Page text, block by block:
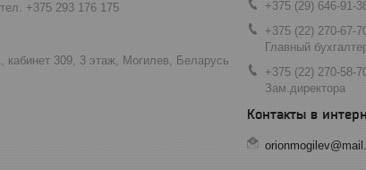
+375 293 176 175
кабинет 309, 3 этаж, Могилев, Беларусь
+375 (29) 646-91-
+375 (22) 270-67-
Главный
+375 (22) 270-58-
Зам.директора